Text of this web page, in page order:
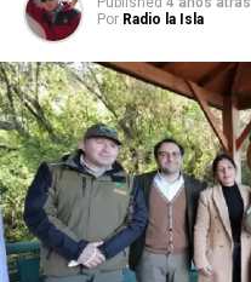
Por Radio la Isla